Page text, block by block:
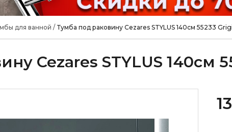
для ванной / Тумба под раковину Cezares STYLUS 140см 55233
Cezares STYLUS 140см